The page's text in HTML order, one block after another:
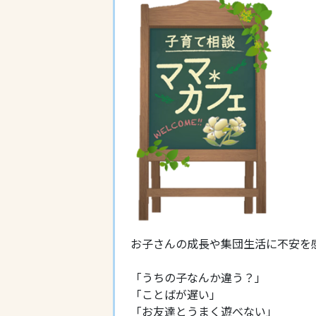
お子さんの成長や集団生活に不安
「うちの子なんか違う？」
「ことばが遅い」
「お友達とうまく遊べない」